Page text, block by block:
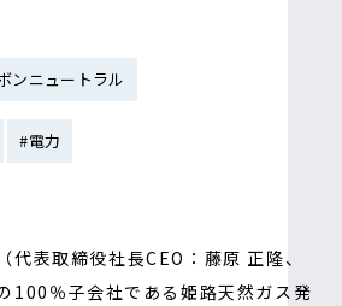
ンニュートラル
#電力
表取締役社長CEO：藤原 正隆、
100％子会社である姫路天然ガス発